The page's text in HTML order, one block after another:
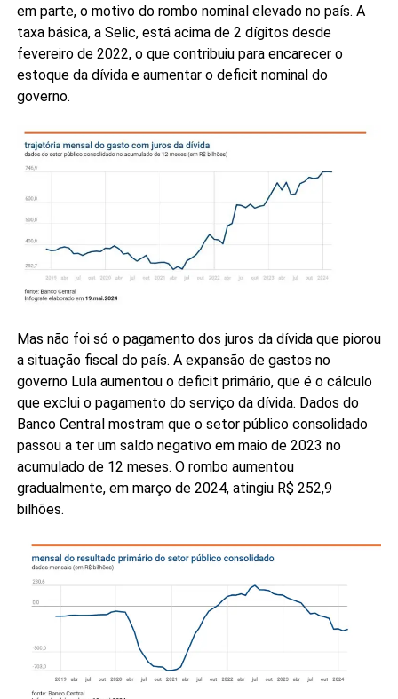
em parte, o motivo do rombo nominal elevado no país. A
taxa básica, a Selic, está acima de 2 dígitos desde
fevereiro de 2022, o que contribuiu para encarecer o
estoque da dívida e aumentar o deficit nominal do
governo.
Mas não foi só o pagamento dos juros da dívida que piorou
a situação fiscal do país. A expansão de gastos no
governo Lula aumentou o deficit primário, que é o cálculo
que exclui o pagamento do serviço da dívida. Dados do
Banco Central mostram que o setor público consolidado
passou a ter um saldo negativo em maio de 2023 no
acumulado de 12 meses. O rombo aumentou
gradualmente, em março de 2024, atingiu R$ 252,9
bilhões.